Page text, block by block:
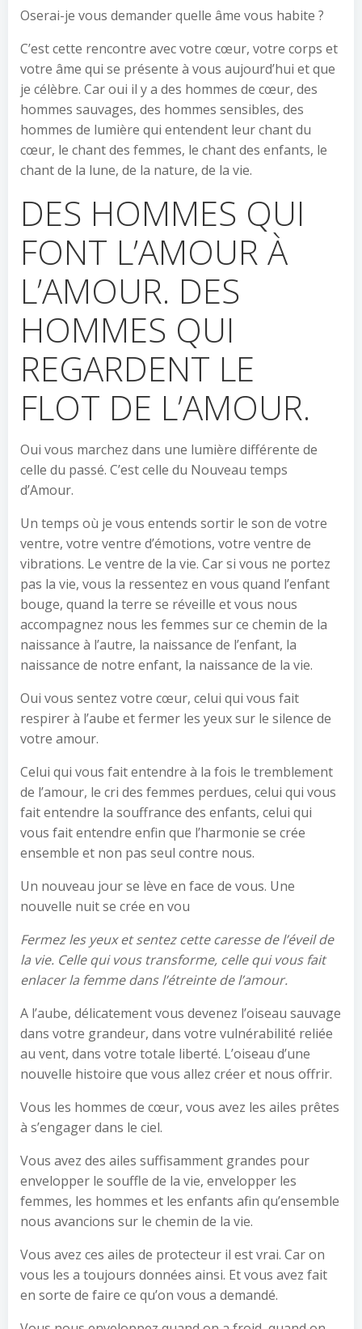
Oserai-je vous demander quelle âme vous habite ?
C’est cette rencontre avec votre cœur, votre corps et
votre âme qui se présente à vous aujourd’hui et que
je célèbre. Car oui il y a des hommes de cœur, des
hommes sauvages, des hommes sensibles, des
hommes de lumière qui entendent leur chant du
cœur, le chant des femmes, le chant des enfants, le
chant de la lune, de la nature, de la vie.
DES HOMMES QUI
FONT L’AMOUR À
L’AMOUR. DES
HOMMES QUI
REGARDENT LE
FLOT DE L’AMOUR.
Oui vous marchez dans une lumière différente de
celle du passé. C’est celle du Nouveau temps
d’Amour.
Un temps où je vous entends sortir le son de votre
ventre, votre ventre d’émotions, votre ventre de
vibrations. Le ventre de la vie. Car si vous ne portez
pas la vie, vous la ressentez en vous quand l’enfant
bouge, quand la terre se réveille et vous nous
accompagnez nous les femmes sur ce chemin de la
naissance à l’autre, la naissance de l’enfant, la
naissance de notre enfant, la naissance de la vie.
Oui vous sentez votre cœur, celui qui vous fait
respirer à l’aube et fermer les yeux sur le silence de
votre amour.
Celui qui vous fait entendre à la fois le tremblement
de l’amour, le cri des femmes perdues, celui qui vous
fait entendre la souffrance des enfants, celui qui
vous fait entendre enfin que l’harmonie se crée
ensemble et non pas seul contre nous.
Un nouveau jour se lève en face de vous. Une
nouvelle nuit se crée en vou
Fermez les yeux et sentez cette caresse de l’éveil de
la vie. Celle qui vous transforme, celle qui vous fait
enlacer la femme dans l’étreinte de l’amour.
A l’aube, délicatement vous devenez l’oiseau sauvage
dans votre grandeur, dans votre vulnérabilité reliée
au vent, dans votre totale liberté. L’oiseau d’une
nouvelle histoire que vous allez créer et nous offrir.
Vous les hommes de cœur, vous avez les ailes prêtes
à s’engager dans le ciel.
Vous avez des ailes suffisamment grandes pour
envelopper le souffle de la vie, envelopper les
femmes, les hommes et les enfants afin qu’ensemble
nous avancions sur le chemin de la vie.
Vous avez ces ailes de protecteur il est vrai. Car on
vous les a toujours données ainsi. Et vous avez fait
en sorte de faire ce qu’on vous a demandé.